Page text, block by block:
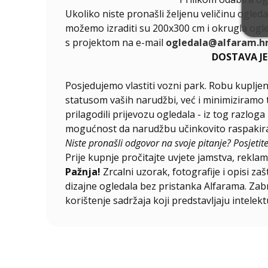
Ukoliko niste pronašli željenu veličinu
možemo izraditi su 200x300 cm i okrugla
s projektom na e-mail
DOSTAVA
Posjedujemo vlastiti vozni park. Robu
statusom vaših narudžbi, već i
prilagodili prijevozu ogledala - iz tog
mogućnost da narudžbu učinkovito
Niste pronašli odgovor na svoje pitanje?
Prije kupnje pročitajte uvjete jamstva,
Pažnja! Zrcalni uzorak, fotografije i opisi
dizajne ogledala bez pristanka Alfarama.
korištenje sadržaja koji predstavljaju